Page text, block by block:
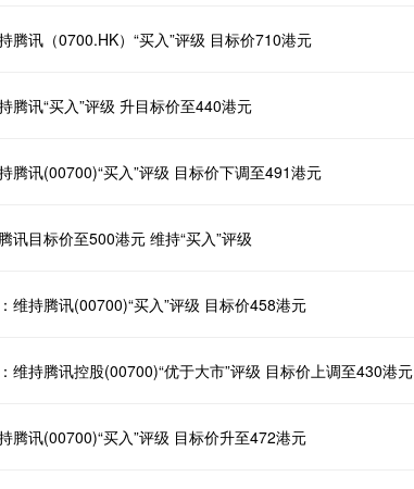
腾讯（0700.HK）“买入”评级 目标价710港元
腾讯“买入”评级 升目标价至440港元
腾讯(00700)“买入”评级 目标价下调至491港元
讯目标价至500港元 维持“买入”评级
维持腾讯(00700)“买入”评级 目标价458港元
维持腾讯控股(00700)“优于大市”评级 目标价上调至430港元
腾讯(00700)“买入”评级 目标价升至472港元